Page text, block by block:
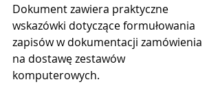
Dokument zawiera praktyczne
wskazówki dotyczące formułowania
zapisów w dokumentacji zamówienia
na dostawę zestawów
komputerowych.